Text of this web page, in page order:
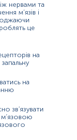
блювотного
під час
під час
на антитіла
терапію,
нервами та
м’язів і
це
на
на
зв’язувати